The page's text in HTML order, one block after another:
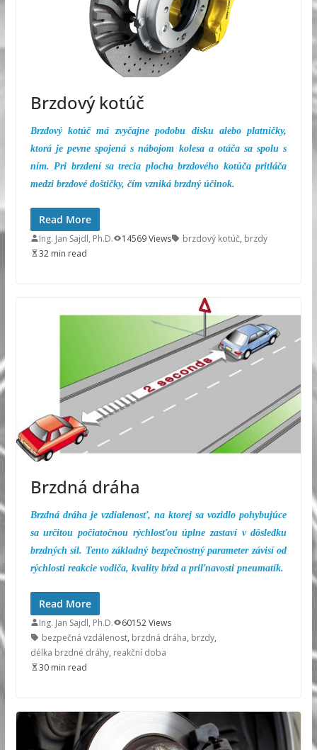
Brzdový kotúč
Brzdový kotúč má zvyčajne podobu disku alebo platničky,
ktorá je pevne spojená s nábojom kolesa a otáča sa spolu s
ním. Pri brzdení sa trecia plocha brzdového kotúča pritláča
medzi brzdové doštičky, čím vzniká brzdný účinok.
Read More
Ing. Jan Sajdl, Ph.D. 14569 Views brzdový kotúč, brzdy
32 min read
Brzdná dráha
Brzdná dráha je vzdialenosť, na ktorej sa vozidlo pohybujúce
sa určitou počiatočnou rýchlosťou úplne zastaví v dôsledku
brzdných síl. Tento základný bezpečnostný parameter závisí od
rýchlosti reakcie vodiča, kvality bŕzd a priľnavosti pneumatík.
Read More
Ing. Jan Sajdl, Ph.D.
60152 Views
bezpečná vzdálenost, brzdná dráha, brzdy,
délka brzdné dráhy, reakční doba
30 min read